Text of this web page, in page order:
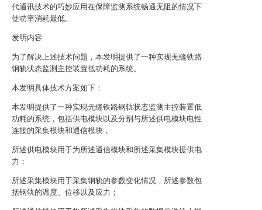
代通讯技术的巧妙应用在保障监测系统畅通无阻的情况下
使功率消耗最低。
发明内容
为了解决上述技术问题，本发明提供了一种实现无缝铁路
钢轨状态监测主控装置低功耗的系统。
本发明具体技术方案如下：
本发明提供了一种实现无缝铁路钢轨状态监测主控装置低
功耗的系统，包括供电模块以及分别与所述供电模块电性
连接的采集模块和通信模块，
所述供电模块用于为所述通信模块和所述采集模块提供电
力；
所述采集模块用于采集钢轨的参数变化情况，所述参数包
括钢轨的温度、位移以及应力；